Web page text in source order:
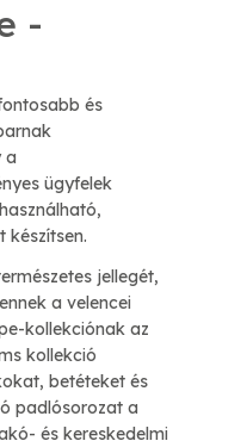
-
és
a
ügyfelek
készítsen.
jellegét,
a velencei
kollekciónak az
kollekció
betéteket és
padlósorozat a
és kereskedelmi